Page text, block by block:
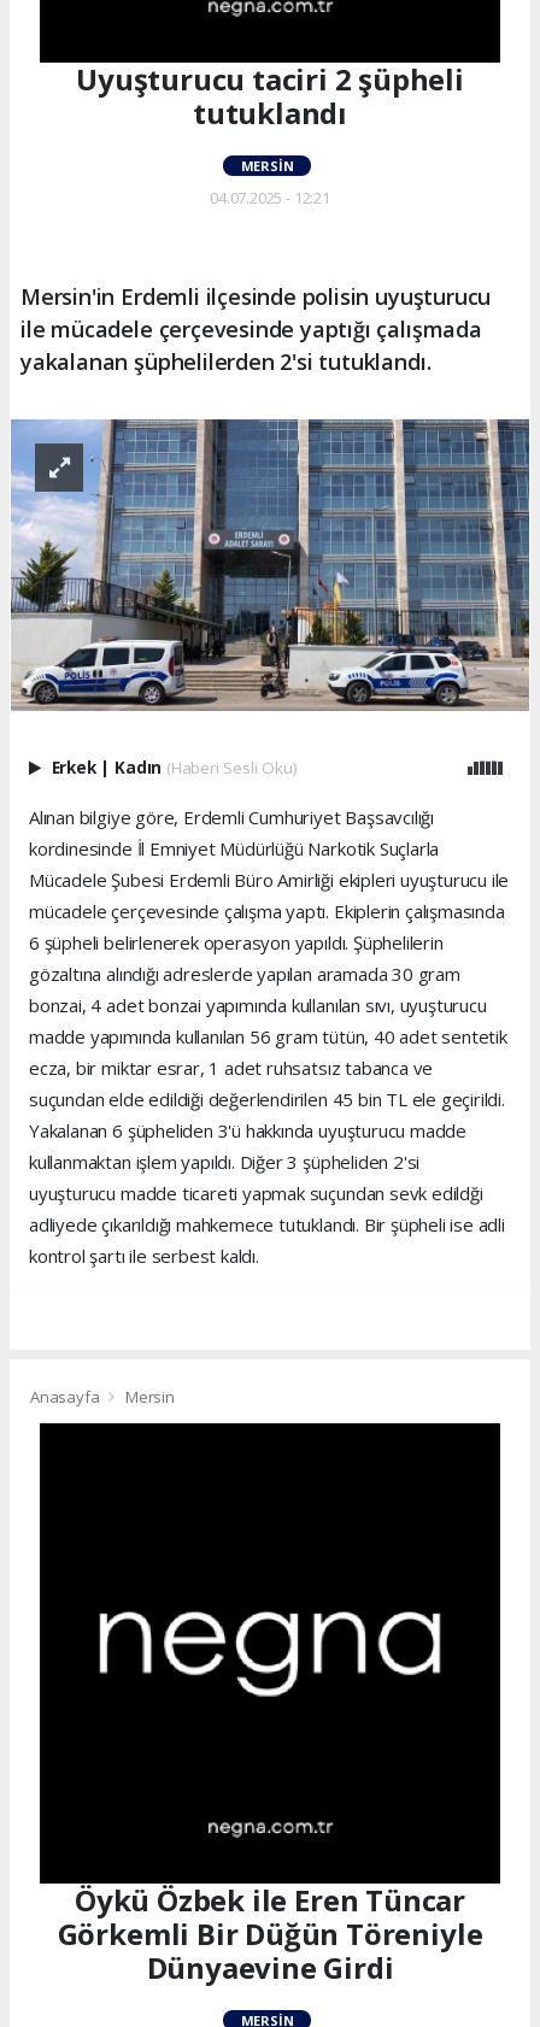
Uyuşturucu taciri 2 şüpheli
tutuklandı
MERSIN
04.07.2025 - 12:21
Mersin'in Erdemli ilçesinde polisin uyuşturucu
ile mücadele çerçevesinde yaptığı çalışmada
yakalanan şüphelilerden 2'si tutuklandı.
Erkek | Kadın (Haberi Sesli Oku)
Alınan bilgiye göre, Erdemli Cumhuriyet Başsavcılığı
kordinesinde İl Emniyet Müdürlüğü Narkotik Suçlarla
Mücadele Şubesi Erdemli Büro Amirliği ekipleri uyuşturucu ile
mücadele çerçevesinde çalışma yaptı. Ekiplerin çalışmasında
6 şüpheli belirlenerek operasyon yapıldı. Şüphelilerin
gözaltına alındığı adreslerde yapılan aramada 30 gram
bonzai, 4 adet bonzai yapımında kullanılan sıvı, uyuşturucu
madde yapımında kullanılan 56 gram tütün, 40 adet sentetik
ecza, bir miktar esrar, 1 adet ruhsatsız tabanca ve
suçundan elde edildiği değerlendirilen 45 bin TL ele geçirildi.
Yakalanan 6 şüpheliden 3'ü hakkında uyuşturucu madde
kullanmaktan işlem yapıldı. Diğer 3 şüpheliden 2'si
uyuşturucu madde ticareti yapmak suçundan sevk edildği
adliyede çıkarıldığı mahkemece tutuklandı. Bir şüpheli ise adli
kontrol şartı ile serbest kaldı.
Anasayfa Mersin
Öykü Özbek ile Eren Tüncar
Görkemli Bir Düğün Töreniyle
Dünyaevine Girdi
MERSIN